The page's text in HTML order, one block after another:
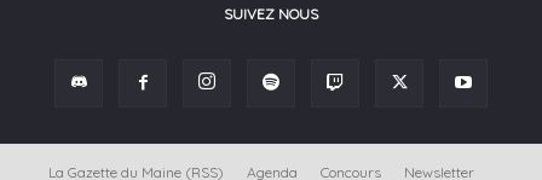
SUIVEZ NOUS
La Gazette du Maine (RSS) Agenda Concours Newsletter